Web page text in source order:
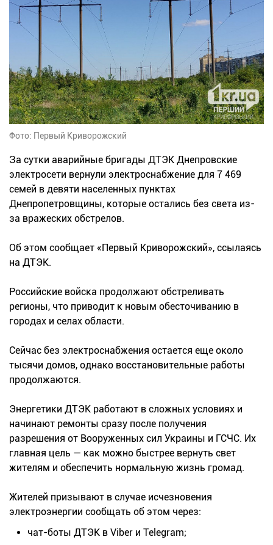
Фото: Первый Криворожский
За сутки аварийные бригады ДТЭК Днепровские
электросети вернули электроснабжение для 7 469
семей в девяти населенных пунктах
Днепропетровщины, которые остались без света из-
за вражеских обстрелов.
Об этом сообщает «Первый Криворожский», ссылаясь
на ДТЭК.
Российские войска продолжают обстреливать
регионы, что приводит к новым обесточиванию в
городах и селах области.
Сейчас без электроснабжения остается еще около
тысячи домов, однако восстановительные работы
продолжаются.
Энергетики ДТЭК работают в сложных условиях и
начинают ремонты сразу после получения
разрешения от Вооруженных сил Украины и ГСЧС. Их
главная цель — как можно быстрее вернуть свет
жителям и обеспечить нормальную жизнь громад.
Жителей призывают в случае исчезновения
электроэнергии сообщать об этом через:
чат-боты ДТЭК в Viber и Telegram;